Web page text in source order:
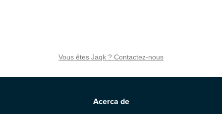
Vous êtes Jaqk ? Contactez-nous
Acerca de